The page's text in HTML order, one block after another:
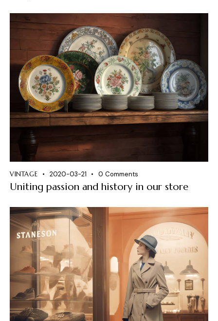
VINTAGE 2020-03-21 0 Comments
Uniting passion and history in our store